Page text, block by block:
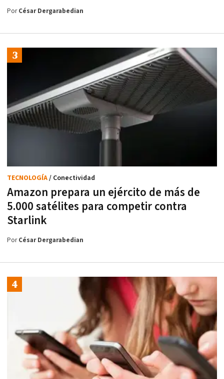
PorCésar Dergarabedian
Amazon prepara un ejército de más de
5.000 satélites para competir contra
Starlink
TECNOLOGÍA/ Conectividad
PorCésar Dergarabedian